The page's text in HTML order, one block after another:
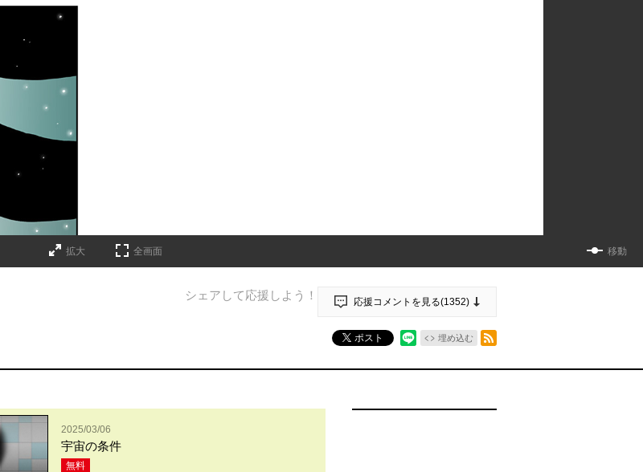
拡大 全画面 移動
シェアして応援しよう！ 応援コメントを見る(1352)
ポスト 埋め込む
2025/03/06
宇宙の条件
無料